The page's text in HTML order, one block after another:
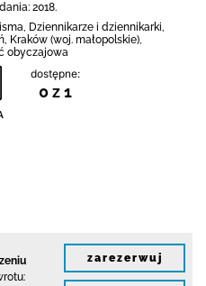
2018.
Dziennikarze i dziennikarki,
Kraków (woj. małopolskie),
obyczajowa
dostępne:
0 z 1
zarezerwuj